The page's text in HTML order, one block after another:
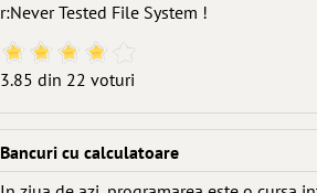
r:Never Tested File System !
3.85 din 22 voturi
Bancuri cu calculatoare